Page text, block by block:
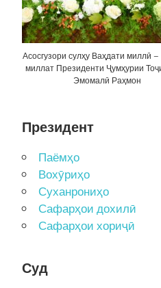
Асосгузори сулҳу Ваҳдати миллӣ
миллат Президенти Ҷумҳурии
Эмомалӣ Раҳмон
Президент
Паёмҳо
Вохӯриҳо
Суханрониҳо
Сафарҳои дохилӣ
Сафарҳои хориҷӣ
Суд